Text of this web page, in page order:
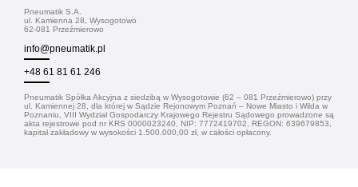
Pneumatik S.A.
ul. Kamienna 28, Wysogotowo
62-081 Przeźmierowo
info@pneumatik.pl
+48 61 81 61 246
Pneumatik Spółka Akcyjna z siedzibą w Wysogotowie (62 – 081 Przeźmierowo) przy
ul. Kamiennej 28, dla której w Sądzie Rejonowym Poznań – Nowe Miasto i Wilda w
Poznaniu, VIII Wydział Gospodarczy Krajowego Rejestru Sądowego prowadzone są
akta rejestrowe pod nr KRS 0000023240, NIP: 7772419702, REGON: 639679853,
kapitał zakładowy w wysokości 1.500.000,00 zł, w całości opłacony.